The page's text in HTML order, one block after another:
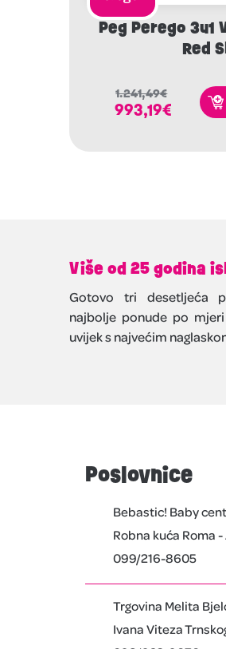
Peg Perego 3u1
Red
1.241,49€
993,19€
Više od 25 godina
Gotovo tri desetljeća
najbolje ponude po
uvijek s najvećim
Poslovnice
Bebastic! Baby
Robna kuća Roma
099/216-8605
Trgovina Melita
Ivana Viteza